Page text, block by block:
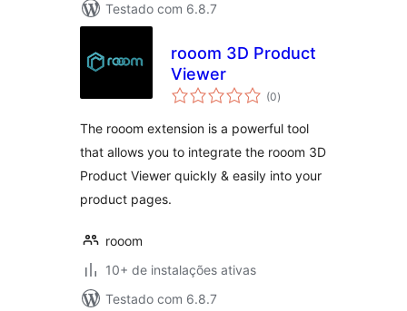
Testado com 6.8.7
rooom 3D Product
Viewer
(0total
de
)
The rooom extension is a powerful tool
that allows you to integrate the rooom 3D
Product Viewer quickly & easily into your
product pages.
rooom
10+ de instalações ativas
Testado com 6.8.7